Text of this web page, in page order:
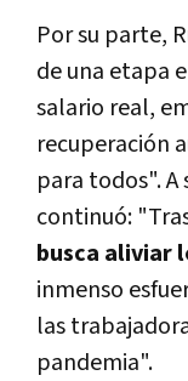
Por su parte,
de una etapa
salario real,
recuperación
para todos". A
continuó:
busca aliviar
inmenso
las
pandemia".